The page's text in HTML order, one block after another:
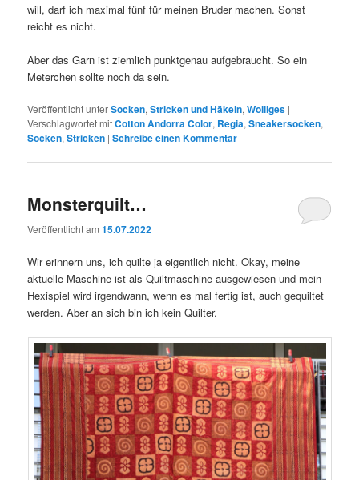
will, darf ich maximal fünf für meinen Bruder machen. Sonst
reicht es nicht.
Aber das Garn ist ziemlich punktgenau aufgebraucht. So ein
Meterchen sollte noch da sein.
Veröffentlicht unterSocken,Stricken und Häkeln,Wolliges |
Verschlagwortet mitCotton Andorra Color, Regia,Sneakersocken,
Socken,Stricken |Schreibe einen Kommentar
Monsterquilt…
Veröffentlicht am15.07.2022
Wir erinnern uns, ich quilte ja eigentlich nicht. Okay, meine
aktuelle Maschine ist als Quiltmaschine ausgewiesen und mein
Hexispiel wird irgendwann, wenn es mal fertig ist, auch gequiltet
werden. Aber an sich bin ich kein Quilter.